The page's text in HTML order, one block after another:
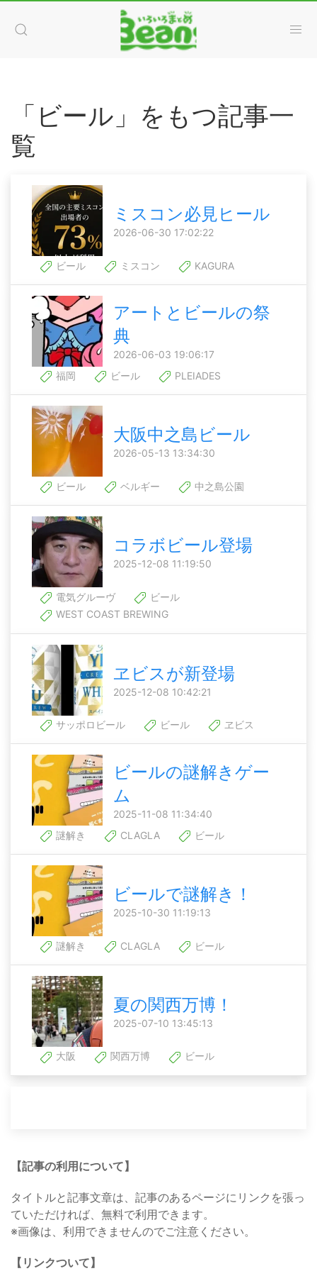
「ビール」をもつ記事一
覧
ミスコン必見ヒール
2026-06-30 17:02:22
ビール ミスコン KAGURA
アートとビールの祭
典
2026-06-03 19:06:17
福岡
ビール PLEIADES
大阪中之島ビール
2026-05-13 13:34:30
ビール ベルギー 中之島公園
コラボビール登場
2025-12-08 11:19:50
電気グルーヴ
ビール
WEST COAST BREWING
ヱビスが新登場
2025-12-08 10:42:21
サッポロビール ビール ヱビス
ビールの謎解きゲー
ム
2025-11-08 11:34:40
謎解き
CLAGLA ビール
ビールで謎解き！
2025-10-30 11:19:13
謎解き CLAGLA ビール
夏の関西万博！
2025-07-10 13:45:13
大阪 関西万博 ビール
【記事の利用について】
タイトルと記事文章は、記事のあるページにリンクを張っ
ていただければ、無料で利用できます。
※画像は、利用できませんのでご注意ください。
【リンクついて】